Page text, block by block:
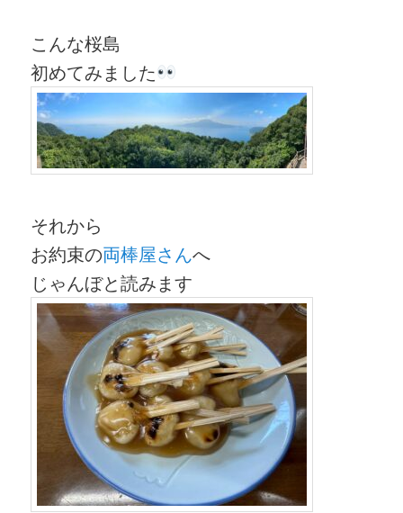
こんな桜島
初めてみました
それから
お約束の両棒屋さんへ
じゃんぼと読みます